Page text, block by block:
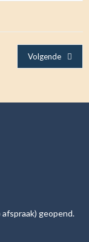
Volgende
geopend.